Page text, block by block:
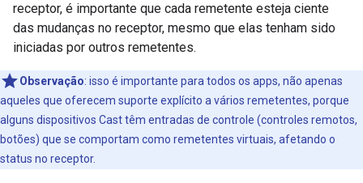
receptor, é importante que cada remetente esteja ciente
das mudanças no receptor, mesmo que elas tenham sido
iniciadas por outros remetentes.
Observação: isso é importante para todos os apps, não apenas
aqueles que oferecem suporte explícito a vários remetentes, porque
alguns dispositivos Cast têm entradas de controle (controles remotos,
botões) que se comportam como remetentes virtuais, afetando o
status no receptor.